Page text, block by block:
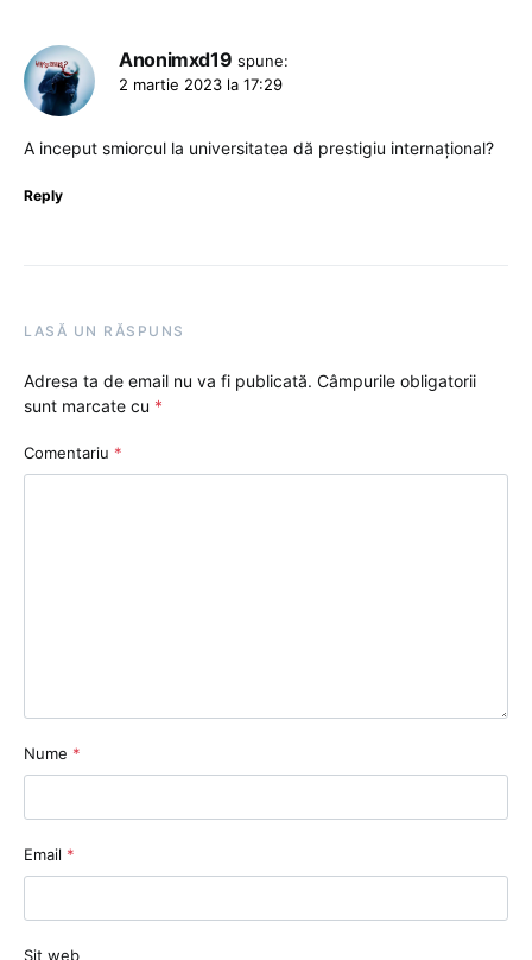
Anonimxd19 spune:
2 martie 2023 la 17:29
A inceput smiorcul la universitatea dă prestigiu internațional?
Reply
LASĂ UN RĂSPUNS
Adresa ta de email nu va fi publicată. Câmpurile obligatorii
sunt marcate cu *
Comentariu *
Nume *
Email *
Sit web